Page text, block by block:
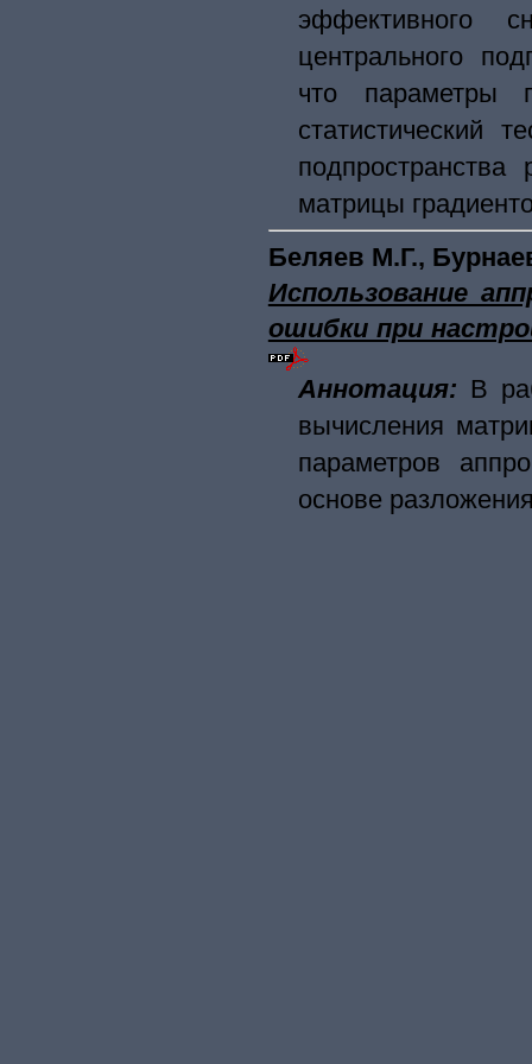
эффективного
центрального
что параметры
статистический
матрицы
Беляев М.Г.,
Использование
ошибки при
Аннотация: В
вычисления
параметров
основе